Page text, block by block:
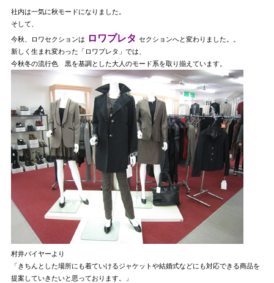
社内は一気に秋モードになりました。
そして、
今秋、ロワセクションは ロワプレタ セクションへと変わりました。。
新しく生まれ変わった「ロワプレタ」では、
今秋冬の流行色 黒を基調とした大人のモード系を取り揃えています。
村井バイヤーより
「きちんとした場所にも着ていけるジャケットや結婚式などにも対応できる商品を
提案していきたいと思っております。」